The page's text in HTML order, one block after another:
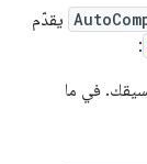
يقدّم
:
في ما